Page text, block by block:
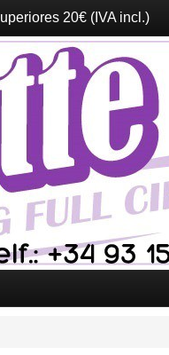
20€ (IVA incl.)